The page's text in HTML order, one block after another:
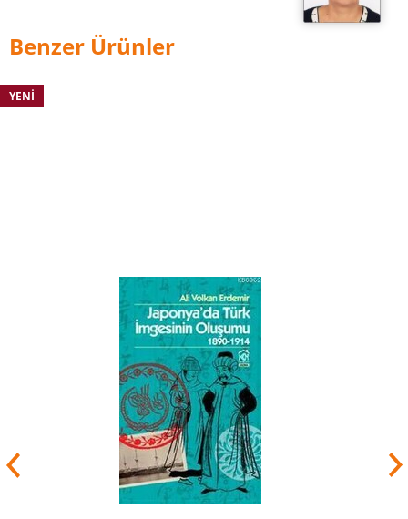
Benzer Ürünler
YENI